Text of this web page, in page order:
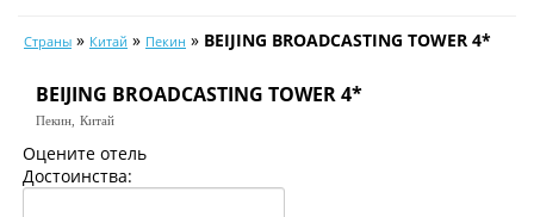
Календарь туров
Цены дня
Страны
Страны » Китай » Пекин » BEIJING BROADCASTING TOWER 4*
BEIJING BROADCASTING TOWER 4*
Пекин, Китай
Оцените отель
Достоинства: